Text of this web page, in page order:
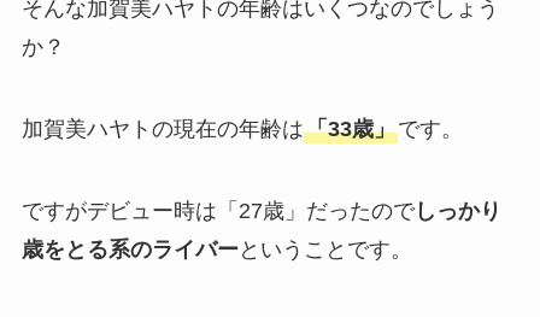
そんな加賀美ハヤトの年齢はいくつなのでしょう
か？
加賀美ハヤトの現在の年齢は「33歳」です。
ですがデビュー時は「27歳」だったのでしっかり
歳をとる系のライバー ということです。